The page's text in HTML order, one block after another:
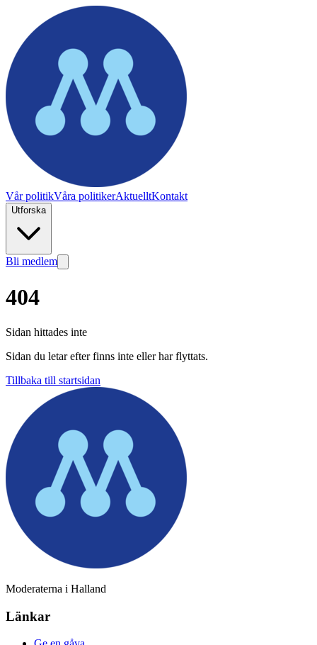
Vår politikVåra politikerAktuelltKontakt
Utforska
Bli medlem
404
Sidan hittades inte
Sidan du letar efter finns inte eller har flyttats.
Tillbaka till startsidan
Moderaterna i Halland
Länkar